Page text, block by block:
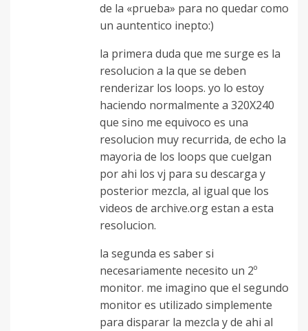
de la «prueba» para no quedar como
un auntentico inepto:)
la primera duda que me surge es la
resolucion a la que se deben
renderizar los loops. yo lo estoy
haciendo normalmente a 320X240
que sino me equivoco es una
resolucion muy recurrida, de echo la
mayoria de los loops que cuelgan
por ahi los vj para su descarga y
posterior mezcla, al igual que los
videos de archive.org estan a esta
resolucion.
la segunda es saber si
necesariamente necesito un 2º
monitor. me imagino que el segundo
monitor es utilizado simplemente
para disparar la mezcla y de ahi al